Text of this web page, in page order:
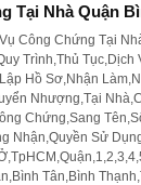
Tại Nhà Quận
Công Chứng Tại
Trình,Thủ
Hồ Sơ,Nhận
Nhượng,Tại
Chứng,Sang
Nhận,Quyền Sử
Tân,Bình